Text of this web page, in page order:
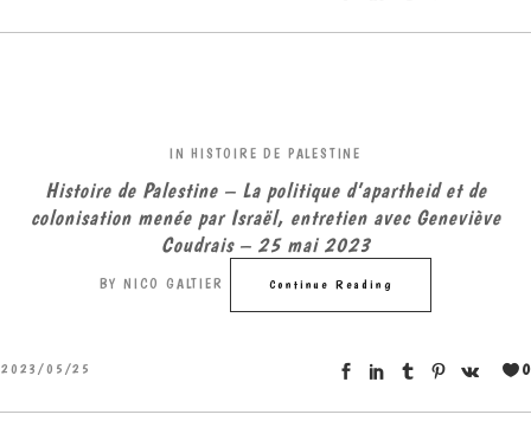
IN HISTOIRE DE PALESTINE
Histoire de Palestine – La politique d’apartheid et de
colonisation menée par Israël, entretien avec Geneviève
Coudrais – 25 mai 2023
BY NICO GALTIER Continue Reading
2023/05/25 0